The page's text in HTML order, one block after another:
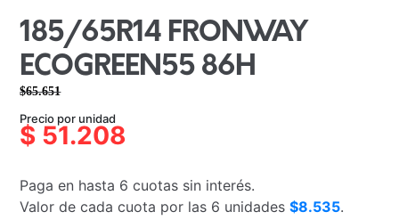
185/65R14 FRONWAY
ECOGREEN55 86H
$65.651
precio
original
$65.651.
precio
actual
$51.208.
Precio por unidad
$ 51.208
Paga en hasta 6 cuotas sin interés.
Valor de cada cuota por las 6 unidades$8.535.